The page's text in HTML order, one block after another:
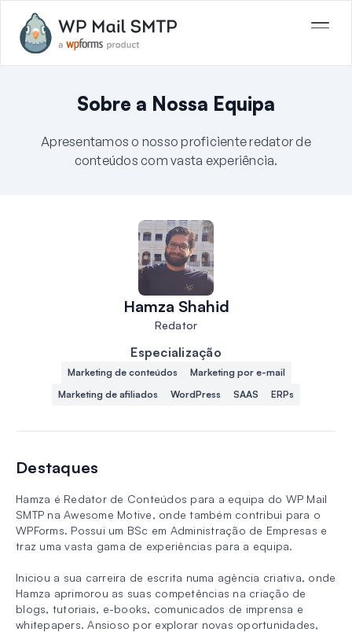
Sobre a Nossa Equipa
Apresentamos o nosso proficiente redator de
conteúdos com vasta experiência.
Hamza Shahid
Redator
Especialização
Marketing de conteúdos
Marketing por e-mail
Marketing de afiliados
WordPress SAAS ERPs
Destaques
Hamza é Redator de Conteúdos para a equipa do WP Mail
SMTP na Awesome Motive, onde também contribui para o
WPForms. Possui um BSc em Administração de Empresas e
traz uma vasta gama de experiências para a equipa.
Iniciou a sua carreira de escrita numa agência criativa, onde
Hamza aprimorou as suas competências na criação de
blogs, tutoriais, e-books, comunicados de imprensa e
whitepapers. Ansioso por explorar novas oportunidades,